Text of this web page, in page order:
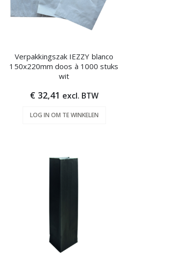
Verpakkingszak IEZZY blanco
150x220mm doos à 1000 stuks
wit
€ 32,41 excl. BTW
LOG IN OM TE WINKELEN